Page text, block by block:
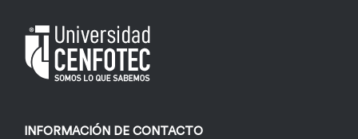
INFORMACIÓN DE CONTACTO